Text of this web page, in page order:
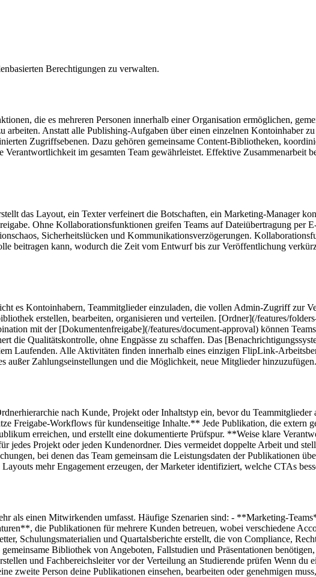
Berechtigungen zu verwalten.
die es mehreren Personen innerhalb einer Organisation ermöglichen,
Anstatt alle Publishing-Aufgaben über einen einzelnen Kontoinhaber
Zugriffsebenen. Dazu gehören gemeinsame Content-Bibliotheken,
im gesamten Team gewährleistet. Effektive Zusammenarbeit
das Layout, ein Texter verfeinert die Botschaften, ein Marketing-Manager
Ohne Kollaborationsfunktionen greifen Teams auf Dateiübertragung per
Sicherheitslücken und Kommunikationsverzögerungen.
beitragen kann, wodurch die Zeit vom Entwurf bis zur Veröffentlichung
es Kontoinhabern, Teammitglieder einzuladen, die vollen Admin-Zugriff zur
erstellen, bearbeiten, organisieren und verteilen. [Ordner](/features/
mit der [Dokumentenfreigabe](/features/document-approval) können
die Qualitätskontrolle, ohne Engpässe zu schaffen. Das
Laufenden. Alle Aktivitäten finden innerhalb eines einzigen FlipLink-
außer Zahlungseinstellungen und die Möglichkeit, neue Mitglieder hinzuzufügen.
nach Kunde, Projekt oder Inhaltstyp ein, bevor du
Freigabe-Workflows für kundenseitige Inhalte.** Jede Publikation, die
erreichen, und erstellt eine dokumentierte Prüfspur. **Weise klare
Projekt oder jeden Kundenordner. Dies vermeidet doppelte Arbeit und
bei denen das Team gemeinsam die Leistungsdaten der Publikationen
mehr Engagement erzeugen, der Marketer identifiziert, welche CTAs
als einen Mitwirkenden umfasst. Häufige Szenarien sind: - **Marketing-
die Publikationen für mehrere Kunden betreuen, wobei verschiedene
Schulungsmaterialien und Quartalsberichte erstellt, die von Compliance,
Bibliothek von Angeboten, Fallstudien und Präsentationen
und Fachbereichsleiter vor der Verteilung an Studierende prüfen Wenn du
zweite Person deine Publikationen einsehen, bearbeiten oder genehmigen